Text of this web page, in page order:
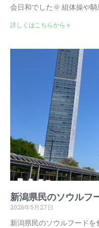
会日和でした🌞 組体操や
詳しくはこちらから »
新潟県民のソウルフ
2026年5月27日
新潟県民のソウルフード